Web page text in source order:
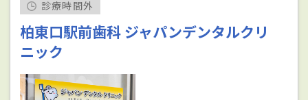
診療時間外
柏東口駅前歯科 ジャパンデンタルクリ
ニック